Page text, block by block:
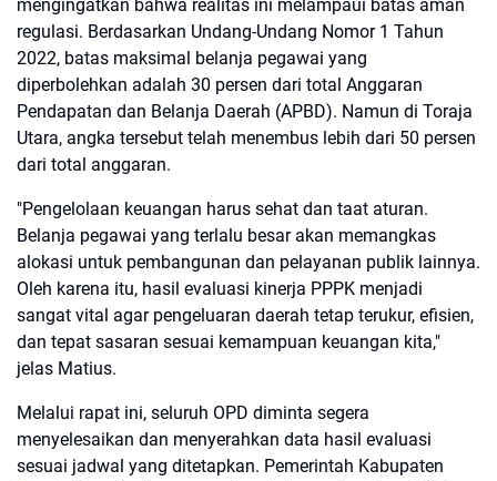
mengingatkan bahwa realitas ini melampaui batas aman
regulasi. Berdasarkan Undang-Undang Nomor 1 Tahun
2022, batas maksimal belanja pegawai yang
diperbolehkan adalah 30 persen dari total Anggaran
Pendapatan dan Belanja Daerah (APBD). Namun di Toraja
Utara, angka tersebut telah menembus lebih dari 50 persen
dari total anggaran.
"Pengelolaan keuangan harus sehat dan taat aturan.
Belanja pegawai yang terlalu besar akan memangkas
alokasi untuk pembangunan dan pelayanan publik lainnya.
Oleh karena itu, hasil evaluasi kinerja PPPK menjadi
sangat vital agar pengeluaran daerah tetap terukur, efisien,
dan tepat sasaran sesuai kemampuan keuangan kita,"
jelas Matius.
Melalui rapat ini, seluruh OPD diminta segera
menyelesaikan dan menyerahkan data hasil evaluasi
sesuai jadwal yang ditetapkan. Pemerintah Kabupaten